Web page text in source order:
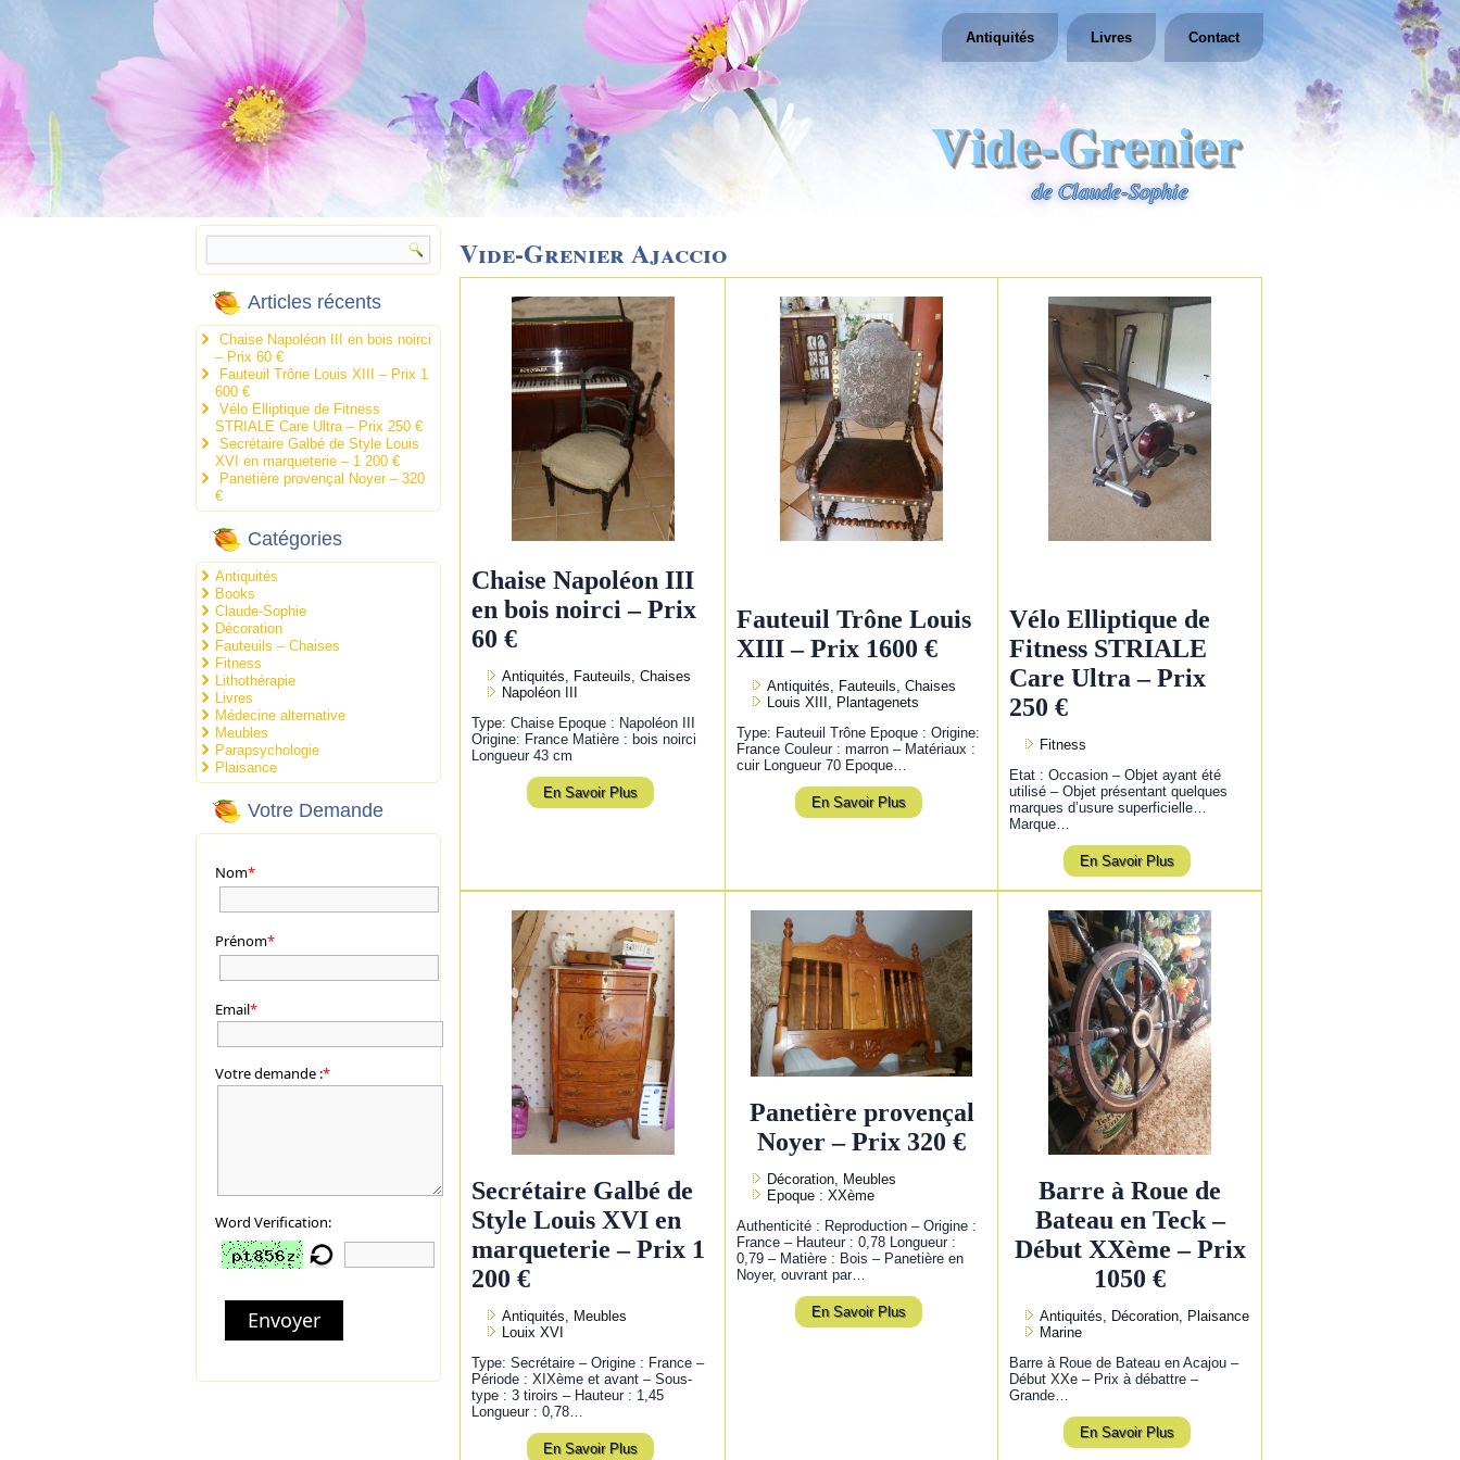
Vide-Grenier
de Claude-Sophie
Antiquités Livres Contact
Articles récents
Chaise Napoléon III en bois noirci
– Prix 60 €
Fauteuil Trône Louis XIII – Prix 1
600 €
Vélo Elliptique de Fitness
STRIALE Care Ultra – Prix 250 €
Secrétaire Galbé de Style Louis
XVI en marqueterie – 1 200 €
Panetière provençal Noyer – 320
€
Catégories
Antiquités
Books
Claude-Sophie
Décoration
Fauteuils – Chaises
Fitness
Lithothérapie
Livres
Médecine alternative
Meubles
Parapsychologie
Plaisance
Votre Demande
Nom*
Prénom*
Email*
Votre demande :*
Word Verification:
Envoyer
Vide-Grenier Ajaccio
Chaise Napoléon III
en bois noirci – Prix
60 €
Antiquités, Fauteuils, Chaises
Napoléon III
Type: Chaise Epoque : Napoléon III
Origine: France Matière : bois noirci
Longueur 43 cm
En Savoir Plus
Fauteuil Trône Louis
XIII – Prix 1600 €
Antiquités, Fauteuils, Chaises
Louis XIII, Plantagenets
Type: Fauteuil Trône Epoque : Origine:
France Couleur : marron – Matériaux :
cuir Longueur 70 Epoque…
En Savoir Plus
Vélo Elliptique de
Fitness STRIALE
Care Ultra – Prix
250 €
Fitness
Etat : Occasion – Objet ayant été
utilisé – Objet présentant quelques
marques d’usure superficielle…
Marque…
En Savoir Plus
Secrétaire Galbé de
Style Louis XVI en
marqueterie – Prix 1
200 €
Antiquités, Meubles
Louix XVI
Type: Secrétaire – Origine : France –
Période : XIXème et avant – Sous-
type : 3 tiroirs – Hauteur : 1,45
Longueur : 0,78…
En Savoir Plus
Panetière provençal
Noyer – Prix 320 €
Décoration, Meubles
Epoque : XXème
Authenticité : Reproduction – Origine :
France – Hauteur : 0,78 Longueur :
0,79 – Matière : Bois – Panetière en
Noyer, ouvrant par…
En Savoir Plus
Barre à Roue de
Bateau en Teck –
Début XXème – Prix
1050 €
Antiquités, Décoration, Plaisance
Marine
Barre à Roue de Bateau en Acajou –
Début XXe – Prix à débattre –
Grande…
En Savoir Plus